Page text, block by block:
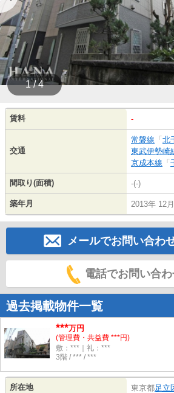
1 / 4
賃料 -
交通
常磐線 「北
東武伊勢崎
京成本線 「
間取り(面積) -(-)
築年月 2013年 12
メールでお問い合わ
電話でお問い合
過去掲載物件一覧
***万円
(管理費・共益費 ***円)
敷：***｜礼：***
3階 / *** / ***
所在地 東京都足立